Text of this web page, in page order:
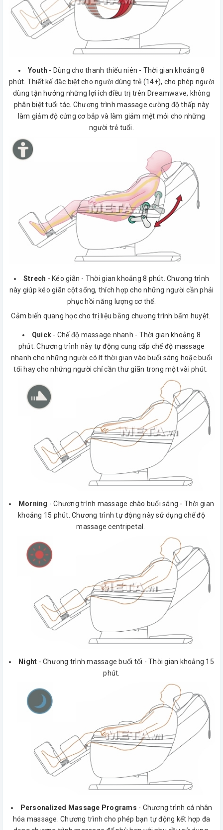
Youth - Dùng cho thanh thiếu niên - Thời gian khoảng 8
phút. Thiết kế đặc biệt cho người dùng trẻ (14+), cho phép người
dùng tận hưởng những lợi ích điều trị trên Dreamwave, không
phân biệt tuổi tác. Chương trình massage cường độ thấp này
làm giảm độ cứng cơ bắp và làm giảm mệt mỏi cho những
người trẻ tuổi.
Strech - Kéo giãn - Thời gian khoảng 8 phút. Chương trình
này giúp kéo giãn cột sống, thích hợp cho những người cần phải
phục hồi năng lượng cơ thể.
Cảm biến quang học cho trị liệu bằng chương trình bấm huyệt.
Quick - Chế độ massage nhanh - Thời gian khoảng 8
phút. Chương trình này tự động cung cấp chế độ massage
nhanh cho những người có ít thời gian vào buổi sáng hoặc buổi
tối hay cho những người chỉ cần thư giãn trong một vài phút.
Morning - Chương trình massage chào buổi sáng - Thời gian
khoảng 15 phút. Chương trình tự động này sử dụng chế độ
massage centripetal.
Night - Chương trình massage buổi tối - Thời gian khoảng 15
phút.
Personalized Massage Programs - Chương trình cá nhân
hóa massage. Chương trình cho phép bạn tự động kết hợp đa